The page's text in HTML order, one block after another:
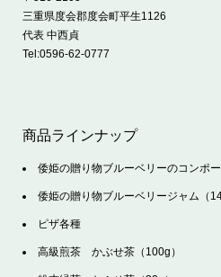
三重県度会郡度会町平生1126
代表 中西貞
Tel:0596-62-0777
商品ラインナップ
倭姫の贈り物ブルーベリーのコンポー
倭姫の贈り物ブルーベリージャム（
ピザ各種
高級煎茶 かぶせ茶（100g）